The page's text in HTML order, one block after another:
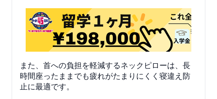
また、首への負担を軽減するネックピローは、長
時間座ったままでも疲れがたまりにくく寝違え防
止に最適です。